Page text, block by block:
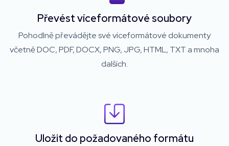
Převést víceformátové soubory
Pohodlně převádějte své víceformátové dokumenty
včetně DOC, PDF, DOCX, PNG, JPG, HTML, TXT a mnoha
dalších.
Uložit do požadovaného formátu